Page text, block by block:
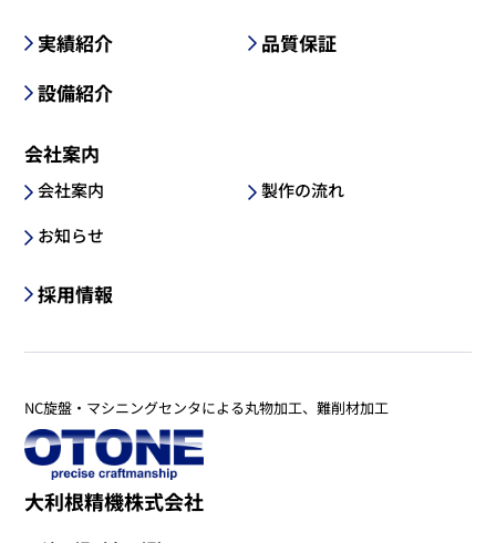
実績紹介
品質保証
設備紹介
会社案内
会社案内
製作の流れ
お知らせ
採用情報
NC旋盤・マシニングセンタによる丸物加工、難削材加工
大利根精機株式会社